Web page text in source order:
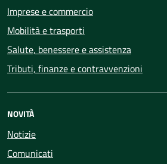
Imprese e commercio
Mobilità e trasporti
Salute, benessere e assistenza
Tributi, finanze e contravvenzioni
NOVITÀ
Notizie
Comunicati